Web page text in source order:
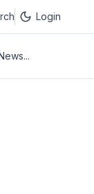
Login